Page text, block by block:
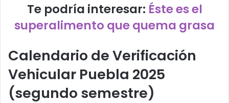
Te podría interesar: Éste es el
superalimento que quema grasa
Calendario de Verificación
Vehicular Puebla 2025
(segundo semestre)